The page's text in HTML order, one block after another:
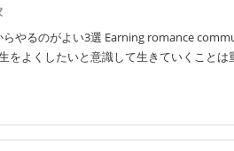
やるのがよい3選 Earning romance
をよくしたいと意識して生きていくことは